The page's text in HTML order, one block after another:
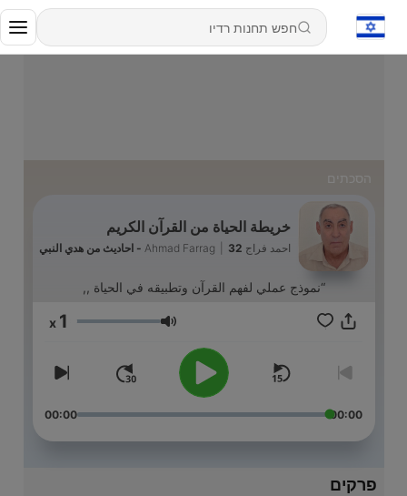
הסכתים
خريطة الحياة من القرآن الكريم
احمد فراج Ahmad Farrag 32 - ‏احاديث ‏من هدي النبي
“نموذج عملي لفهم القرآن وتطبيقه في الحياة ,,
עוצמת שמע 1
x
00:00
00:00
פרקים